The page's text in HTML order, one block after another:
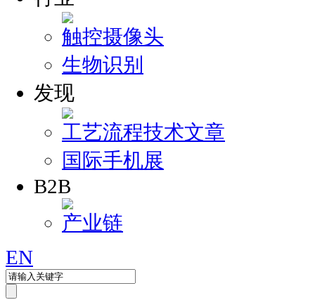
触控摄像头
生物识别
发现
工艺流程技术文章
国际手机展
B2B
产业链
EN